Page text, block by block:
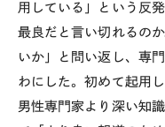
用している」という反
最良だと言い切れるの
いか」と問い返し、専
わにした。初めて起用
男性専門家より深い知